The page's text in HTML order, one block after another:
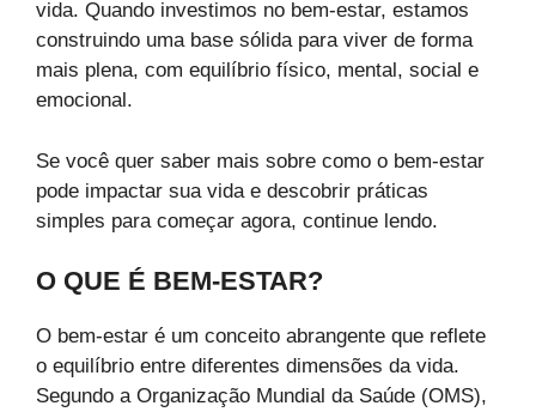
vida. Quando investimos no bem-estar, estamos
construindo uma base sólida para viver de forma
mais plena, com equilíbrio físico, mental, social e
emocional.
Se você quer saber mais sobre como o bem-estar
pode impactar sua vida e descobrir práticas
simples para começar agora, continue lendo.
O QUE É BEM-ESTAR?
O bem-estar é um conceito abrangente que reflete
o equilíbrio entre diferentes dimensões da vida.
Segundo a Organização Mundial da Saúde (OMS),